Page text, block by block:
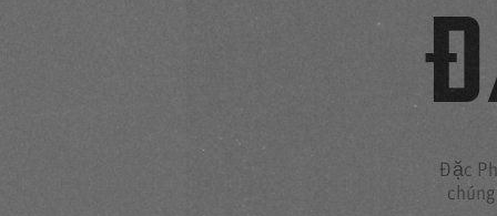
Đặc